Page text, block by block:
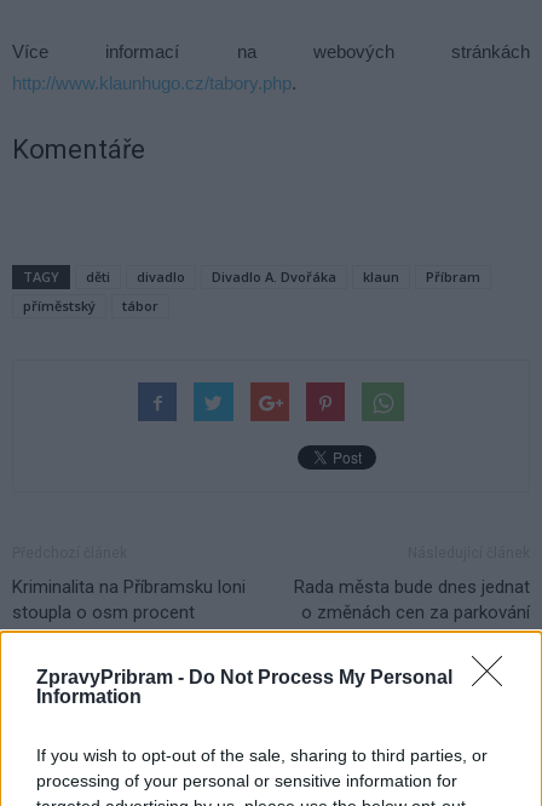
ZpravyPribram - Do Not Process My Personal
Information
If you wish to opt-out of the sale, sharing to third parties, or
processing of your personal or sensitive information for
Více informací na webových stránkách
http://www.klaunhugo.cz/tabory.php.
Komentáře
TAGY děti divadlo Divadlo A. Dvořáka klaun
Příbram
příměstský
tábor
Kriminalita na Příbramsku loni
stoupla o osm procent
Rada města bude dnes jednat
o změnách cen za parkování
v Příbrami
VÍCE OD AUTORA